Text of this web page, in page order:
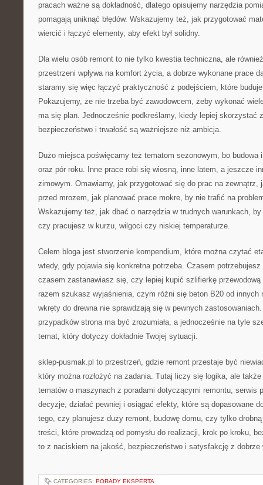
pracach ważne są dokładność, dlatego opisujemy narzędzia
pomagają uniknąć błędów. Wskazujemy też, jak przygotować
wiercić i łączyć elementy, aby efekt był solidny.
Dla wielu osób remont to nie tylko kwestia techniczna, ale
przestrzeni wpływa na komfort życia, a dobrze wykonane prace
staramy się więc łączyć praktyczność z podejściem, które
Pokazujemy, że nie trzeba być zawodowcem, żeby wykonać
ma się plan. Jednocześnie podkreślamy, kiedy lepiej skorzystać
bezpieczeństwo i trwałość są ważniejsze niż ambicja.
Dużo miejsca poświęcamy też tematom sezonowym, bo budowa
oraz pór roku. Inne prace robi się wiosną, inne latem, a jeszcze
zimowym. Omawiamy, jak przygotować się do prac na zewnątrz,
przed mrozem, jak planować prace mokre, by nie trafić na
Wskazujemy też, jak dbać o narzędzia w trudnych warunkach, by
czy pracujesz w kurzu, wilgoci czy niskiej temperaturze.
Celem bloga jest stworzenie kompendium, które można czytać
wtedy, gdy pojawia się konkretna potrzeba. Czasem potrzebujesz
czasem zastanawiasz się, czy lepiej kupić szlifierkę
razem szukasz wyjaśnienia, czym różni się beton B20 od innych
wkręty do drewna nie sprawdzają się w pewnych
przypadków strona ma być zrozumiała, a jednocześnie na tyle
temat, który dotyczy dokładnie Twojej sytuacji.
sklep-pusmak.pl to przestrzeń, gdzie remont przestaje być
który można rozłożyć na zadania. Tutaj liczy się logika, ale
tematów o maszynach z poradami dotyczącymi remontu, serwis
decyzje, działać pewniej i osiągać efekty, które są dopasowane
tego, czy planujesz duży remont, budowę domu, czy tylko
treści, które prowadzą od pomysłu do realizacji, krok po kroku,
to z naciskiem na jakość, bezpieczeństwo i satysfakcję z dobrze
CATEGORIES: PORADY EKSPERTA